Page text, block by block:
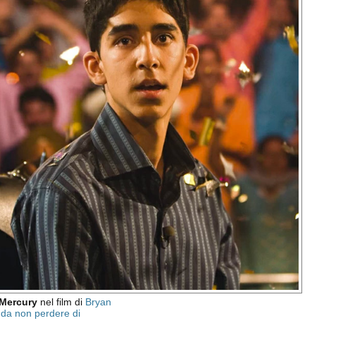
nel film di Bryan
non perdere di